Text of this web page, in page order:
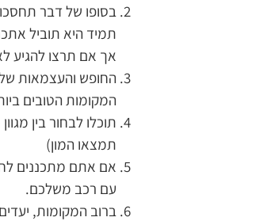
בסופו של דבר
תמיד היא תוביל
אך אם תרצו להגיע
החופש והעצמאות
המקומות הטובים
תוכלו לבחור בין
תמצאו המון)
אם אתם מתכננים
עם רכב משלכם.
ברוב המקומות,